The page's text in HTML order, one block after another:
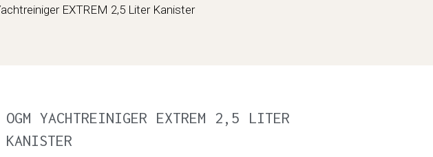
EXTREM 2,5 Liter Kanister
OGM YACHTREINIGER EXTREM 2,5 LITER
KANISTER